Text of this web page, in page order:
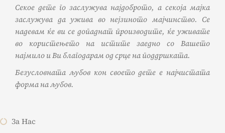
Секое дете го заслужува најдоброто, а секоја мајка
заслужува да ужива во нејзиното мајчинство. Се
надевам ќе ви се допаднат производите, ќе уживате
во користењето на истите заедно со Вашето
најмило и Ви благодарам од срце на поддршката.
Безусловната љубов кон своето дете е најчистата
форма на љубов.
За Нас